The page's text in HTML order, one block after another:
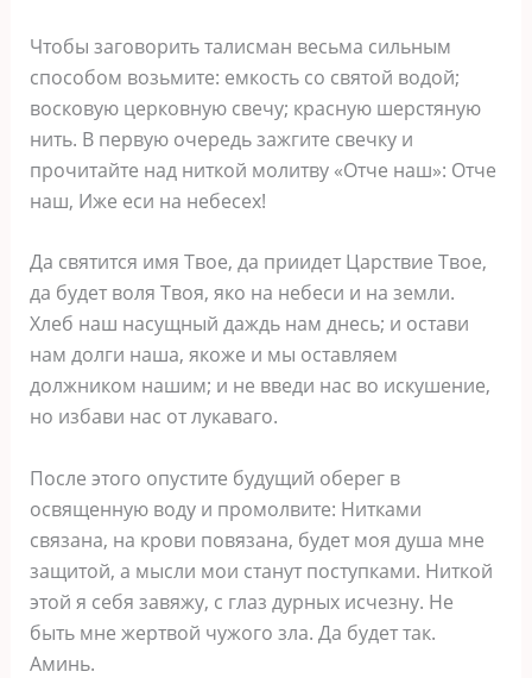
Чтобы заговорить талисман весьма сильным
способом возьмите: емкость со святой водой;
восковую церковную свечу; красную шерстяную
нить. В первую очередь зажгите свечку и
прочитайте над ниткой молитву «Отче наш»: Отче
наш, Иже еси на небесех!
Да святится имя Твое, да приидет Царствие Твое,
да будет воля Твоя, яко на небеси и на земли.
Хлеб наш насущный даждь нам днесь; и остави
нам долги наша, якоже и мы оставляем
должником нашим; и не введи нас во искушение,
но избави нас от лукаваго.
После этого опустите будущий оберег в
освященную воду и промолвите: Нитками
связана, на крови повязана, будет моя душа мне
защитой, а мысли мои станут поступками. Ниткой
этой я себя завяжу, с глаз дурных исчезну. Не
быть мне жертвой чужого зла. Да будет так.
Аминь.